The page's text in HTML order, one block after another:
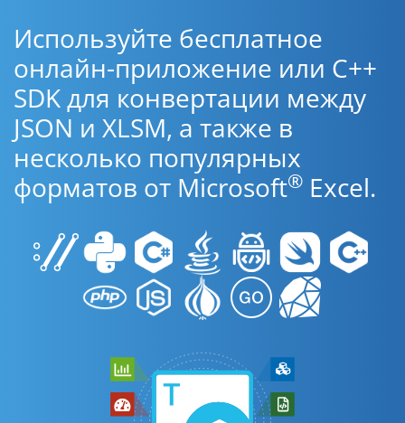
Используйте бесплатное
онлайн-приложение или C++
SDK для конвертации между
JSON и XLSM, а также в
несколько популярных
форматов от Microsoft® Excel.